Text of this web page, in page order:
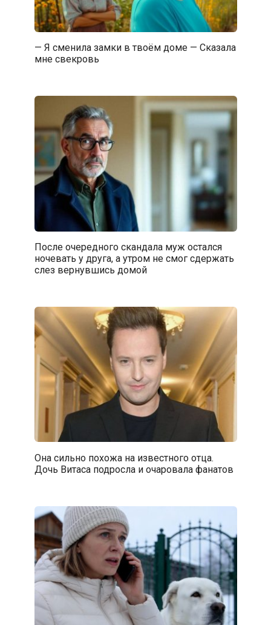
— Я сменила замки в твоём доме — Сказала
мне свекровь
После очередного скандала муж остался
ночевать у друга, а утром не смог сдержать
слез вернувшись домой
Она сильно похожа на известного отца.
Дочь Витаса подросла и очаровала фанатов